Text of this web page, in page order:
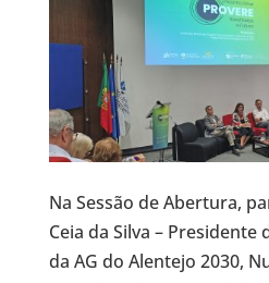
Na Sessão de Abertura,
Ceia da Silva – Presidente
da AG do Alentejo 2030,